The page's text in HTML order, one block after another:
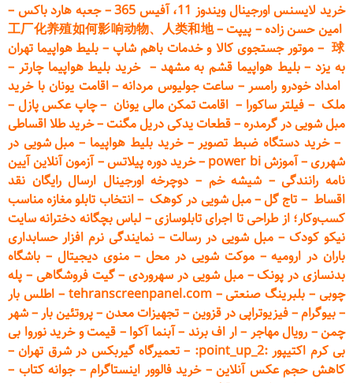
خرید لایسنس اورجینال ویندوز 11، آفیس 365
–جعبه هارد باکس –
امین حسن زاده– پیپت–
工厂化养殖如何影响动物、人类和地
球
– موتور جستجوی کالا و خدمات باهم شاپ– بلیط هواپیما تهران
به یزد–بلیط هواپیما قشم به مشهد –خرید بلیط هواپیما چارتر –
امداد خودرو رامسر– ساعت جولیوس مردانه–اقامت یونان با خرید
ملک – فیلتر ساکورا – اقامت تمکن مالی یونان –چاپ عکس پازل –
مبل شویی در گرمدره–قطعاتیدکی دریل مگنت–خرید طلا اقساطی
–خرید دستگاه ضبط تصویر–خرید بلیط هواپیما –مبل شویی در
شهرری–آموزش power bi –خرید دورهپیلاتس–آزمون آنلاین آیین
نامه رانندگی– شیشه خم – دوچرخه اورجینال ارسال رایگان نقد
اقساط – تاج گل–مبل شویی در کوهک–انتخاب تابلو مغازه مناسب
کسب‌وکار؛ از طراحی تا اجرای تابلوسازی– لباس بچگانه دخترانه سایت
نیکو کودک – مبل شویی در رسالت – نمایندگی نرم افزار حسابداری
باران در ارومیه–موکت شویی در محل–منوی دیجیتال – باشگاه
بدنسازی در پونک–مبل شویی در سهروردی–گیت فروشگاهی – پله
چوبی – بلبرینگ صنعتی–
tehranscreenpanel.com
–اطلس بار
–بیوگرام–فیزیوتراپی در قزوین– تجهیزات معدن–پروتئین بار–شهر
چمن– رویال مهاجر –ار اف برند –آبنما آکوا – قیمت و خرید نوروا بی
بی کرم اکتیپور :point_up_2:
– تعمیرگاه گیربکس در شرق تهران–
کاهش حجم عکس آنلاین–خرید فالوور اینستاگرام–جوانه کتاب –